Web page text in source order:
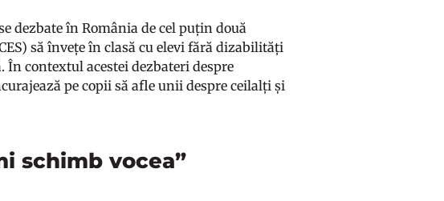
dezbate în România de cel puțin două
să învețe în clasă cu elevi fără dizabilități
contextul acestei dezbateri despre
pe copii să afle unii despre ceilalți și
schimb vocea”